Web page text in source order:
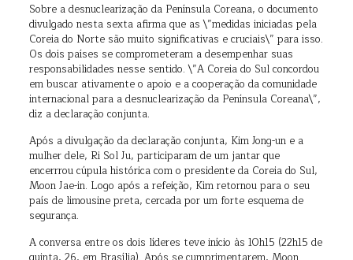
Sobre a desnuclearização da Península Coreana, o documento
divulgado nesta sexta afirma que as \”medidas iniciadas pela
Coreia do Norte são muito significativas e cruciais\” para isso.
Os dois países se comprometeram a desempenhar suas
responsabilidades nesse sentido. \”A Coreia do Sul concordou
em buscar ativamente o apoio e a cooperação da comunidade
internacional para a desnuclearização da Península Coreana\”,
diz a declaração conjunta.
Após a divulgação da declaração conjunta, Kim Jong-un e a
mulher dele, Ri Sol Ju, participaram de um jantar que
encerrrou cúpula histórica com o presidente da Coreia do Sul,
Moon Jae-in. Logo após a refeição, Kim retornou para o seu
país de limousine preta, cercada por um forte esquema de
segurança.
A conversa entre os dois líderes teve início às 10h15 (22h15 de